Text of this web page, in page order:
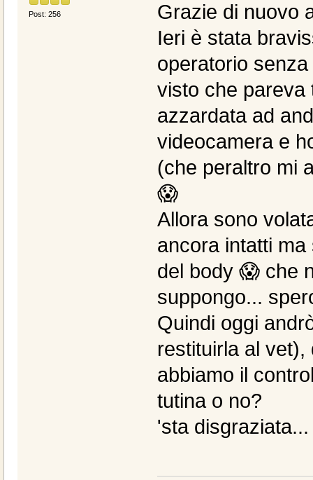
Post: 256
Grazie di nuovo
Ieri è stata
operatorio
visto che pareva
azzardata ad
videocamera e
(che peraltro mi
😱
Allora sono
ancora intatti
del body 😱 che
suppongo...
Quindi oggi
restituirla al
abbiamo il
tutina o no?
'sta disgraziata...